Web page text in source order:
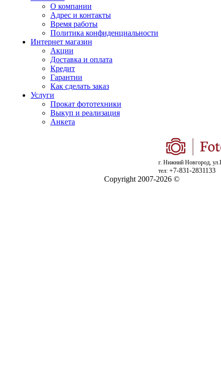
О компании
Адрес и контакты
Время работы
Политика конфиденциальности
Интернет магазин
Акции
Доставка и оплата
Кредит
Гарантии
Как сделать заказ
Услуги
Прокат фототехники
Выкуп и реализация
Анкета
г. Нижний Новгород,
тел: +7-831-2831133
Copyright 2007-2026 ©